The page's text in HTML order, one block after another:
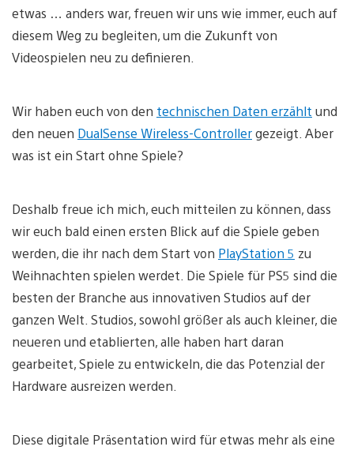
etwas … anders war, freuen wir uns wie immer, euch auf
diesem Weg zu begleiten, um die Zukunft von
Videospielen neu zu definieren.
Wir haben euch von den technischen Daten erzählt und
den neuen DualSense Wireless-Controllergezeigt. Aber
was ist ein Start ohne Spiele?
Deshalb freue ich mich, euch mitteilen zu können, dass
wir euch bald einen ersten Blick auf die Spiele geben
werden, die ihr nach dem Start von PlayStation 5 zu
Weihnachten spielen werdet. Die Spiele für PS5 sind die
besten der Branche aus innovativen Studios auf der
ganzen Welt. Studios, sowohl größer als auch kleiner, die
neueren und etablierten, alle haben hart daran
gearbeitet, Spiele zu entwickeln, die das Potenzial der
Hardware ausreizen werden.
Diese digitale Präsentation wird für etwas mehr als eine